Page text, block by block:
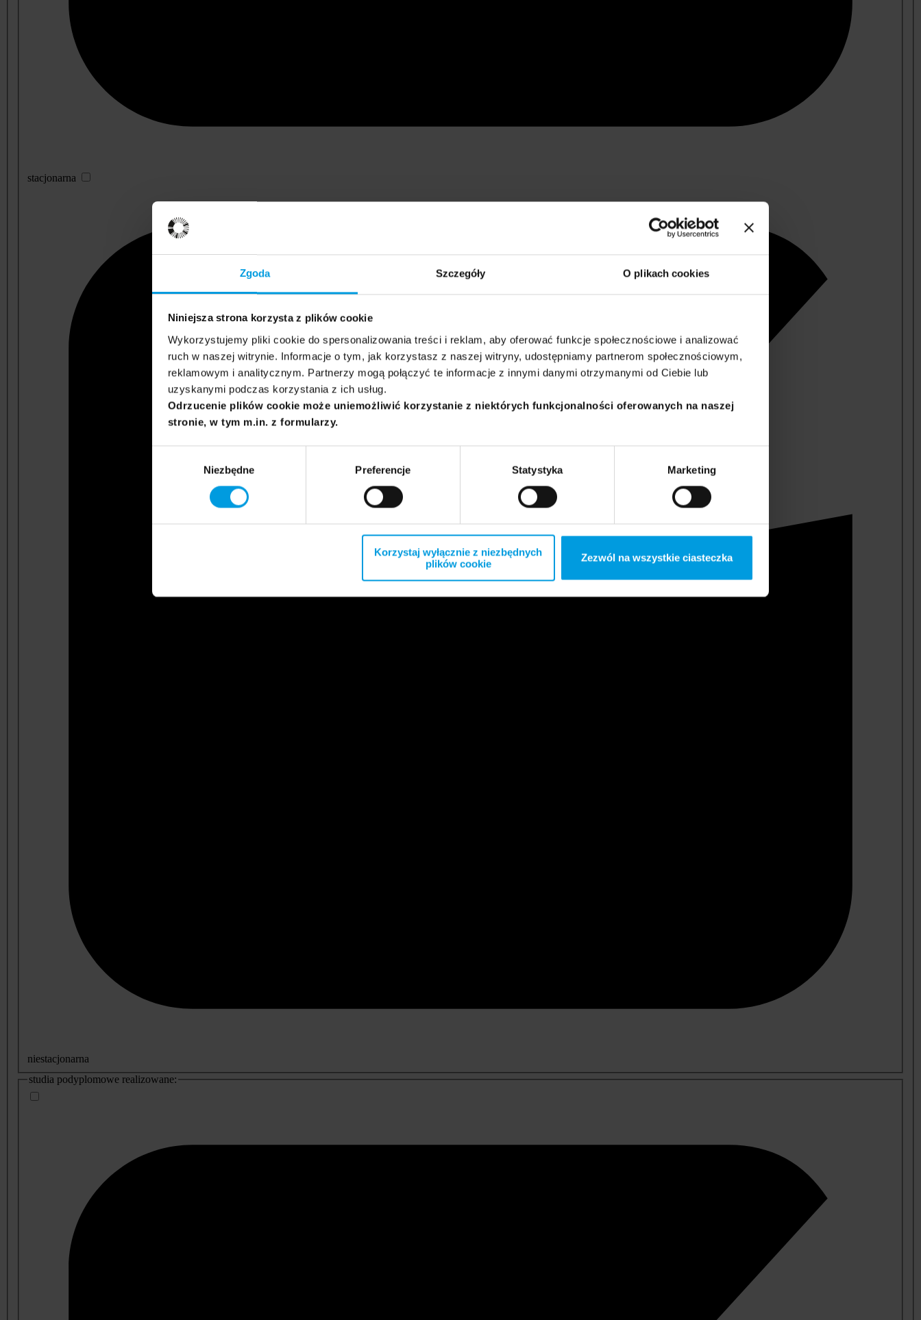
Zgoda Szczegóły O plikach cookies
Niniejsza strona korzysta z plików cookie
Wykorzystujemy pliki cookie do spersonalizowania treści i reklam, aby oferować funkcje społecznościowe i analizować
ruch w naszej witrynie. Informacje o tym, jak korzystasz z naszej witryny, udostępniamy partnerom społecznościowym,
reklamowym i analitycznym. Partnerzy mogą połączyć te informacje z innymi danymi otrzymanymi od Ciebie lub
uzyskanymi podczas korzystania z ich usług.
Odrzucenie plików cookie może uniemożliwić korzystanie z niektórych funkcjonalności oferowanych na naszej
stronie, w tym m.in. z formularzy.
Niezbędne Preferencje Statystyka Marketing
Korzystaj wyłącznie z niezbędnych
plików cookie
Zezwól na wszystkie ciasteczka
stacjonarna
niestacjonarna
studia podyplomowe realizowane: